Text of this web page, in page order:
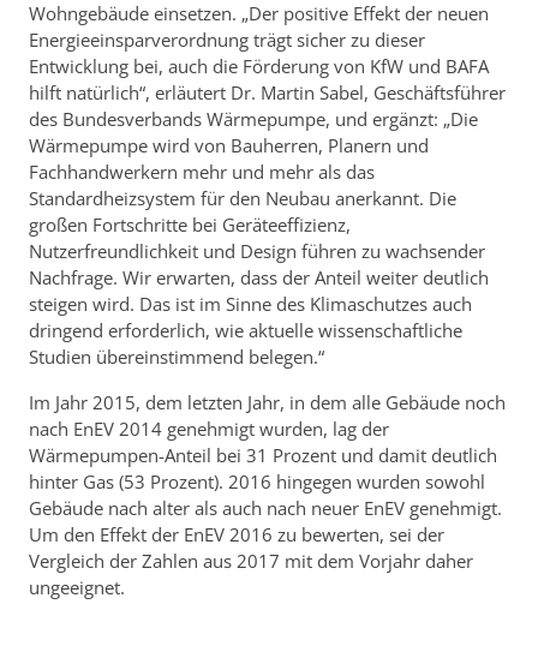
Wohngebäude einsetzen. „Der positive Effekt der neuen
Energieeinsparverordnung trägt sicher zu dieser
Entwicklung bei, auch die Förderung von KfW und BAFA
hilft natürlich“, erläutert Dr. Martin Sabel, Geschäftsführer
des Bundesverbands Wärmepumpe, und ergänzt: „Die
Wärmepumpe wird von Bauherren, Planern und
Fachhandwerkern mehr und mehr als das
Standardheizsystem für den Neubau anerkannt. Die
großen Fortschritte bei Geräteeffizienz,
Nutzerfreundlichkeit und Design führen zu wachsender
Nachfrage. Wir erwarten, dass der Anteil weiter deutlich
steigen wird. Das ist im Sinne des Klimaschutzes auch
dringend erforderlich, wie aktuelle wissenschaftliche
Studien übereinstimmend belegen.“
Im Jahr 2015, dem letzten Jahr, in dem alle Gebäude noch
nach EnEV 2014 genehmigt wurden, lag der
Wärmepumpen-Anteil bei 31 Prozent und damit deutlich
hinter Gas (53 Prozent). 2016 hingegen wurden sowohl
Gebäude nach alter als auch nach neuer EnEV genehmigt.
Um den Effekt der EnEV 2016 zu bewerten, sei der
Vergleich der Zahlen aus 2017 mit dem Vorjahr daher
ungeeignet.